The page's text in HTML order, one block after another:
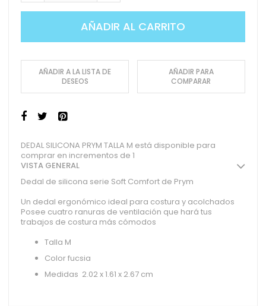
AÑADIR AL CARRITO
AÑADIR A LA LISTA DE
DESEOS
AÑADIR PARA
COMPARAR
DEDAL SILICONA PRYM TALLA M está disponible para
comprar en incrementos de 1
VISTA GENERAL
Dedal de silicona serie Soft Comfort de Prym
Un dedal ergonómico ideal para costura y acolchados
Posee cuatro ranuras de ventilación que hará tus
trabajos de costura más cómodos
Talla M
Color fucsia
Medidas 2.02 x 1.61 x 2.67 cm